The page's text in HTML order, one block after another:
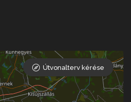
Útvonalterv kérése